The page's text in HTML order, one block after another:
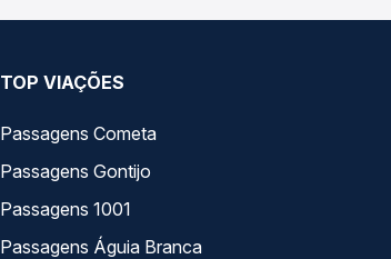
TOP VIAÇÕES
Passagens Cometa
Passagens Gontijo
Passagens 1001
Passagens Águia Branca